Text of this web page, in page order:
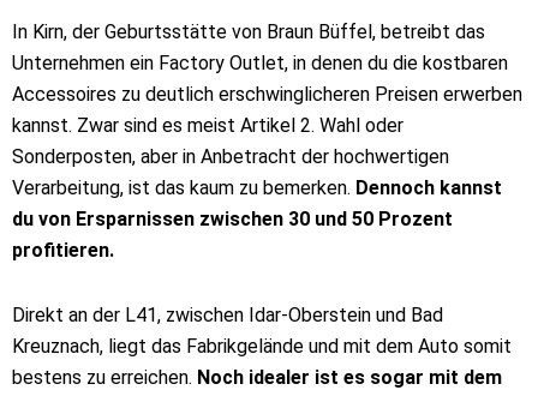
In Kirn, der Geburtsstätte von Braun Büffel, betreibt das
Unternehmen ein Factory Outlet, in denen du die kostbaren
Accessoires zu deutlich erschwinglicheren Preisen erwerben
kannst. Zwar sind es meist Artikel 2. Wahl oder
Sonderposten, aber in Anbetracht der hochwertigen
Verarbeitung, ist das kaum zu bemerken. Dennoch kannst
du von Ersparnissen zwischen 30 und 50 Prozent
profitieren.
Direkt an der L41, zwischen Idar-Oberstein und Bad
Kreuznach, liegt das Fabrikgelände und mit dem Auto somit
bestens zu erreichen. Noch idealer ist es sogar mit dem